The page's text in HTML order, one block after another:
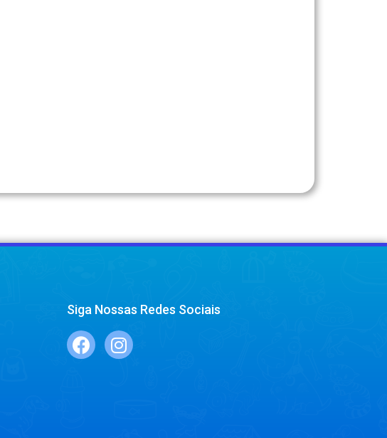
Siga Nossas Redes Sociais